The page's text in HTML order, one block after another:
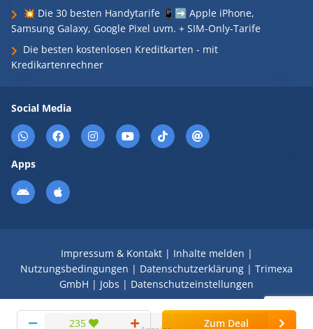
235 Zum Deal
💥 Die 30 besten Handytarife 📱➡️ Apple iPhone,
Samsung Galaxy, Google Pixel uvm. + SIM-Only-Tarife
Die besten kostenlosen Kreditkarten - mit
Kredikartenrechner
Social Media
Apps
Impressum & Kontakt| Inhalte melden |
Nutzungsbedingungen | Datenschutzerklärung | Trimexa
GmbH | Jobs | Datenschutzeinstellungen
© 2008 - 2026 Schnäppchen Blog mit Doktortitel -
DealDoktor.de